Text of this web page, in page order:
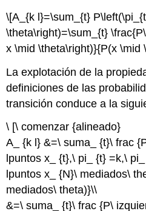
\[A_{k l}=\sum_{t}
\theta\right)=\sum_{t}
x \mid \theta\right)}{P(x \mid
La explotación de la
definiciones de las
transición conduce a la
\ [\ comenzar {alineado}
A_ {k l} &=\ suma_ {t}\ frac
lpuntos x_ {t},\ pi_ {t} =k,\
lpuntos x_ {N}\ mediados\
mediados\ theta)}\\
&=\ suma_ {t}\ frac {P\